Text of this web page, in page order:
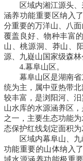
区域内湘江源头、
涵养功能重要区纳入
分重要的万洋山、八
覆盖良好、物种丰富
山、桃源洞、莽山、
源、九嶷山国家级森林
4.幕阜山区。
幕阜山区是湖南省
统为主，属中亚热带
较丰富，是浏阳河、
山水库的水源涵养区
之一，主要生态功能
态保护红线划定面积为
区域内幕阜山、九
功能重要的山体纳入